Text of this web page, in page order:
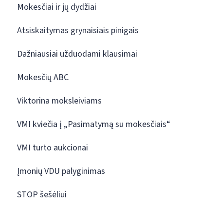
Mokesčiai ir jų dydžiai
Atsiskaitymas grynaisiais pinigais
Dažniausiai užduodami klausimai
Mokesčių ABC
Viktorina moksleiviams
VMI kviečia į „Pasimatymą su mokesčiais“
VMI turto aukcionai
Įmonių VDU palyginimas
STOP šešėliui